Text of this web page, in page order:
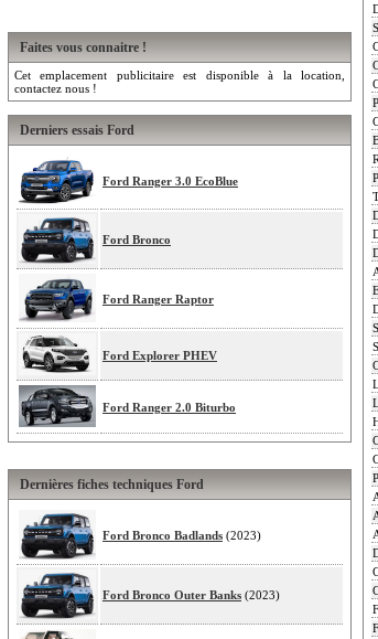
Faites vous connaitre !
Cet emplacement publicitaire est disponible à la location,
contactez nous !
Derniers essais Ford
Ford Ranger 3.0 EcoBlue
Ford Bronco
Ford Ranger Raptor
Ford Explorer PHEV
Ford Ranger 2.0 Biturbo
Dernières fiches techniques Ford
Ford Bronco Badlands (2023)
Ford Bronco Outer Banks (2023)